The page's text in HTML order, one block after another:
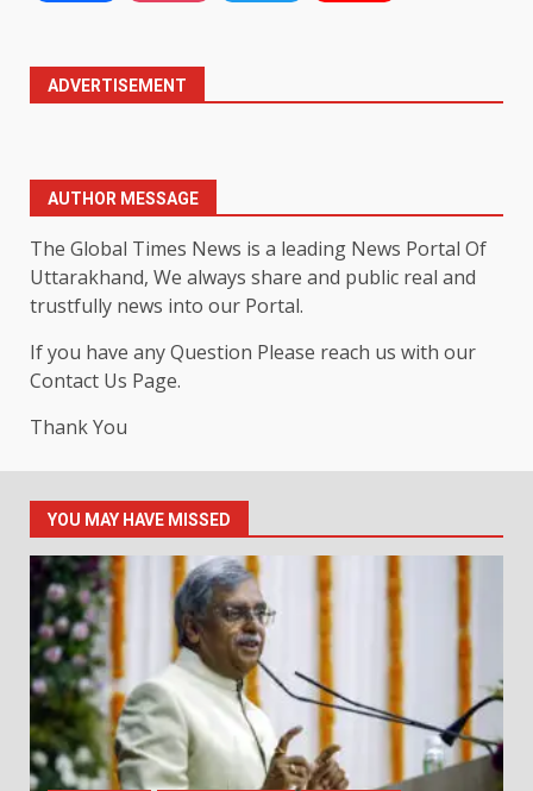
ADVERTISEMENT
AUTHOR MESSAGE
The Global Times News is a leading News Portal Of
Uttarakhand, We always share and public real and
trustfully news into our Portal.
If you have any Question Please reach us with our
Contact Us Page.
Thank You
YOU MAY HAVE MISSED